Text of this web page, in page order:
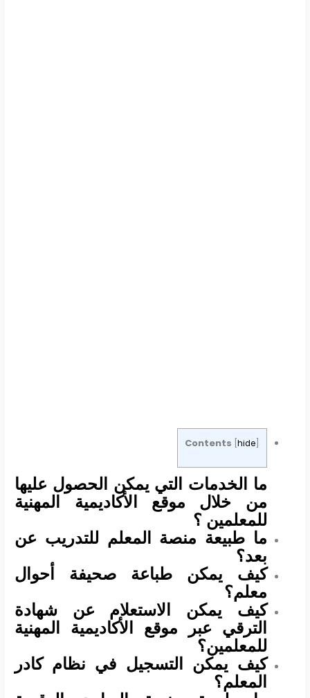
Contents hide]
ما الخدمات التي يمكن الحصول عليها
من خلال موقع الأكاديمية المهنية
للمعلمين ؟
ما طبيعة منصة المعلم للتدريب عن
بعد؟
كيف يمكن طباعة صحيفة أحوال
معلم؟
كيف يمكن الاستعلام عن شهادة
الترقي عبر موقع الأكاديمية المهنية
للمعلمين؟
كيف يمكن التسجيل في نظام كادر
المعلم؟